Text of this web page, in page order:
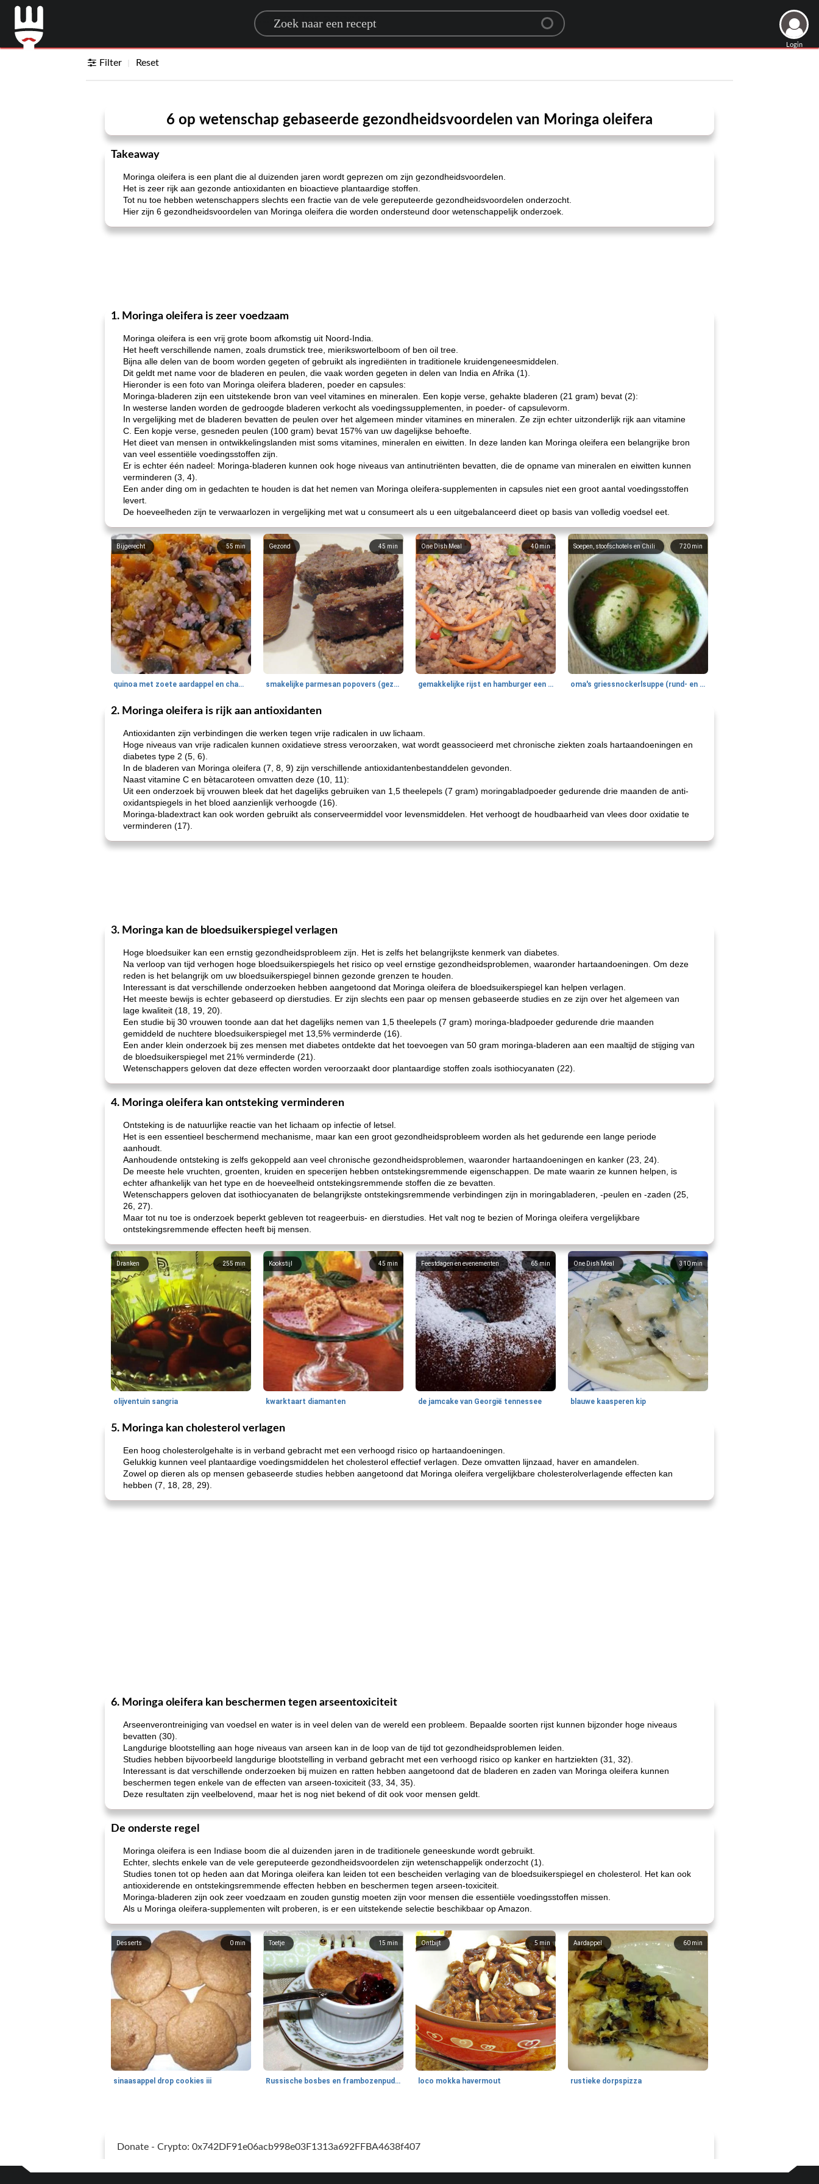
Search for a recipe
Login
Filter Reset
6 op wetenschap gebaseerde gezondheidsvoordelen van Moringa oleifera
Takeaway
Moringa oleifera is een plant die al duizenden jaren wordt geprezen om zijn gezondheidsvoordelen.
Het is zeer rijk aan gezonde antioxidanten en bioactieve plantaardige stoffen.
Tot nu toe hebben wetenschappers slechts een fractie van de vele gereputeerde gezondheidsvoordelen onderzocht.
Hier zijn 6 gezondheidsvoordelen van Moringa oleifera die worden ondersteund door wetenschappelijk onderzoek.
1. Moringa oleifera is zeer voedzaam
Moringa oleifera is een vrij grote boom afkomstig uit Noord-India.
Het heeft verschillende namen, zoals drumstick tree, mierikswortelboom of ben oil tree.
Bijna alle delen van de boom worden gegeten of gebruikt als ingrediënten in traditionele kruidengeneesmiddelen.
Dit geldt met name voor de bladeren en peulen, die vaak worden gegeten in delen van India en Afrika (1).
Hieronder is een foto van Moringa oleifera bladeren, poeder en capsules:
Moringa-bladeren zijn een uitstekende bron van veel vitamines en mineralen. Een kopje verse, gehakte bladeren (21 gram) bevat (2):
In westerse landen worden de gedroogde bladeren verkocht als voedingssupplementen, in poeder- of capsulevorm.
In vergelijking met de bladeren bevatten de peulen over het algemeen minder vitamines en mineralen. Ze zijn echter uitzonderlijk rijk aan vitamine
C. Een kopje verse, gesneden peulen (100 gram) bevat 157% van uw dagelijkse behoefte.
Het dieet van mensen in ontwikkelingslanden mist soms vitamines, mineralen en eiwitten. In deze landen kan Moringa oleifera een belangrijke bron
van veel essentiële voedingsstoffen zijn.
Er is echter één nadeel: Moringa-bladeren kunnen ook hoge niveaus van antinutriënten bevatten, die de opname van mineralen en eiwitten kunnen
verminderen (3, 4).
Een ander ding om in gedachten te houden is dat het nemen van Moringa oleifera-supplementen in capsules niet een groot aantal voedingsstoffen
levert.
De hoeveelheden zijn te verwaarlozen in vergelijking met wat u consumeert als u een uitgebalanceerd dieet op basis van volledig voedsel eet.
55 min
Bijgerecht
quinoa met zoete aardappel en champignons
45 min
Gezond
smakelijke parmesan popovers (gezonder!)
40min
One Dish Meal
gemakkelijke rijst en hamburger een gerecht diner
720 min
Soepen, stoofschotels en Chili
oma's griessnockerlsuppe (rund- en griesmeelknoedelsoep)
2. Moringa oleifera is rijk aan antioxidanten
Antioxidanten zijn verbindingen die werken tegen vrije radicalen in uw lichaam.
Hoge niveaus van vrije radicalen kunnen oxidatieve stress veroorzaken, wat wordt geassocieerd met chronische ziekten zoals hartaandoeningen en
diabetes type 2 (5, 6).
In de bladeren van Moringa oleifera (7, 8, 9) zijn verschillende antioxidantenbestanddelen gevonden.
Naast vitamine C en bètacaroteen omvatten deze (10, 11):
Uit een onderzoek bij vrouwen bleek dat het dagelijks gebruiken van 1,5 theelepels (7 gram) moringabladpoeder gedurende drie maanden de anti-
oxidantspiegels in het bloed aanzienlijk verhoogde (16).
Moringa-bladextract kan ook worden gebruikt als conserveermiddel voor levensmiddelen. Het verhoogt de houdbaarheid van vlees door oxidatie te
verminderen (17).
3. Moringa kan de bloedsuikerspiegel verlagen
Hoge bloedsuiker kan een ernstig gezondheidsprobleem zijn. Het is zelfs het belangrijkste kenmerk van diabetes.
Na verloop van tijd verhogen hoge bloedsuikerspiegels het risico op veel ernstige gezondheidsproblemen, waaronder hartaandoeningen. Om deze
reden is het belangrijk om uw bloedsuikerspiegel binnen gezonde grenzen te houden.
Interessant is dat verschillende onderzoeken hebben aangetoond dat Moringa oleifera de bloedsuikerspiegel kan helpen verlagen.
Het meeste bewijs is echter gebaseerd op dierstudies. Er zijn slechts een paar op mensen gebaseerde studies en ze zijn over het algemeen van
lage kwaliteit (18, 19, 20).
Een studie bij 30 vrouwen toonde aan dat het dagelijks nemen van 1,5 theelepels (7 gram) moringa-bladpoeder gedurende drie maanden
gemiddeld de nuchtere bloedsuikerspiegel met 13,5% verminderde (16).
Een ander klein onderzoek bij zes mensen met diabetes ontdekte dat het toevoegen van 50 gram moringa-bladeren aan een maaltijd de stijging van
de bloedsuikerspiegel met 21% verminderde (21).
Wetenschappers geloven dat deze effecten worden veroorzaakt door plantaardige stoffen zoals isothiocyanaten (22).
4. Moringa oleifera kan ontsteking verminderen
Ontsteking is de natuurlijke reactie van het lichaam op infectie of letsel.
Het is een essentieel beschermend mechanisme, maar kan een groot gezondheidsprobleem worden als het gedurende een lange periode
aanhoudt.
Aanhoudende ontsteking is zelfs gekoppeld aan veel chronische gezondheidsproblemen, waaronder hartaandoeningen en kanker (23, 24).
De meeste hele vruchten, groenten, kruiden en specerijen hebben ontstekingsremmende eigenschappen. De mate waarin ze kunnen helpen, is
echter afhankelijk van het type en de hoeveelheid ontstekingsremmende stoffen die ze bevatten.
Wetenschappers geloven dat isothiocyanaten de belangrijkste ontstekingsremmende verbindingen zijn in moringabladeren, -peulen en -zaden (25,
26, 27).
Maar tot nu toe is onderzoek beperkt gebleven tot reageerbuis- en dierstudies. Het valt nog te bezien of Moringa oleifera vergelijkbare
ontstekingsremmende effecten heeft bij mensen.
255 min
Dranken
olijventuin sangria
45 min
Kookstijl
kwarktaart diamanten
65min
Feestdagen en evenementen
de jamcake van Georgië tennessee
310 min
One Dish Meal
blauwe kaasperen kip
5. Moringa kan cholesterol verlagen
Een hoog cholesterolgehalte is in verband gebracht met een verhoogd risico op hartaandoeningen.
Gelukkig kunnen veel plantaardige voedingsmiddelen het cholesterol effectief verlagen. Deze omvatten lijnzaad, haver en amandelen.
Zowel op dieren als op mensen gebaseerde studies hebben aangetoond dat Moringa oleifera vergelijkbare cholesterolverlagende effecten kan
hebben (7, 18, 28, 29).
6. Moringa oleifera kan beschermen tegen arseentoxiciteit
Arseenverontreiniging van voedsel en water is in veel delen van de wereld een probleem. Bepaalde soorten rijst kunnen bijzonder hoge niveaus
bevatten (30).
Langdurige blootstelling aan hoge niveaus van arseen kan in de loop van de tijd tot gezondheidsproblemen leiden.
Studies hebben bijvoorbeeld langdurige blootstelling in verband gebracht met een verhoogd risico op kanker en hartziekten (31, 32).
Interessant is dat verschillende onderzoeken bij muizen en ratten hebben aangetoond dat de bladeren en zaden van Moringa oleifera kunnen
beschermen tegen enkele van de effecten van arseen-toxiciteit (33, 34, 35).
Deze resultaten zijn veelbelovend, maar het is nog niet bekend of dit ook voor mensen geldt.
De onderste regel
Moringa oleifera is een Indiase boom die al duizenden jaren in de traditionele geneeskunde wordt gebruikt.
Echter, slechts enkele van de vele gereputeerde gezondheidsvoordelen zijn wetenschappelijk onderzocht (1).
Studies tonen tot op heden aan dat Moringa oleifera kan leiden tot een bescheiden verlaging van de bloedsuikerspiegel en cholesterol. Het kan ook
antioxiderende en ontstekingsremmende effecten hebben en beschermen tegen arseen-toxiciteit.
Moringa-bladeren zijn ook zeer voedzaam en zouden gunstig moeten zijn voor mensen die essentiële voedingsstoffen missen.
Als u Moringa oleifera-supplementen wilt proberen, is er een uitstekende selectie beschikbaar op Amazon.
0 min
Desserts
sinaasappel drop cookies iii
15 min
Toetje
Russische bosbes en frambozenpudding
5min
Ontbijt
loco mokka havermout
60 min
Aardappel
rustieke dorpspizza
Donate - Crypto: 0x742DF91e06acb998e03F1313a692FFBA4638f407